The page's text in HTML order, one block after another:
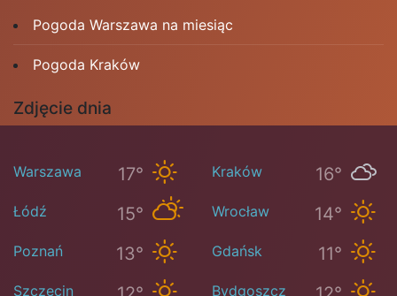
Pogoda Warszawa na miesiąc
Pogoda Kraków
Zdjęcie dnia
Warszawa 17° Kraków 16°
Łódź 15° Wrocław 14°
Poznań 13° Gdańsk 11°
Szczecin Bydgoszcz